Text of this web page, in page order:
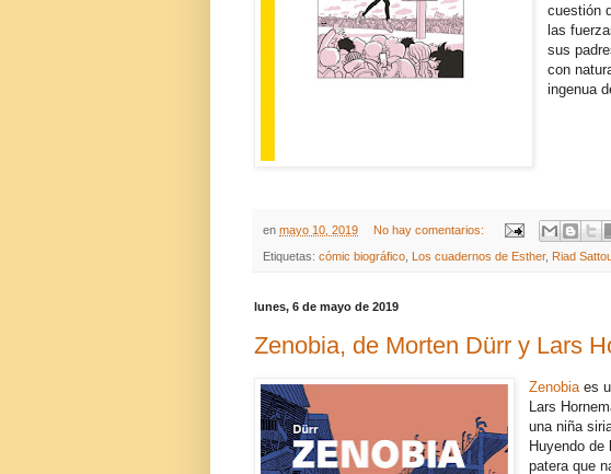
cuestión
las
sus
con
ingenua
en mayo 10, 2019 No hay comentarios:
Etiquetas: cómic biográfico Los cuadernos de Esther, Riad
lunes, 6 de mayo de 2019
Zenobia, de Morten Dürr y Lars
Zenobia es
Lars
una niña
Huyendo de
patera que